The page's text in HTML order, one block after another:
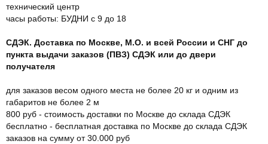
технический центр
часы работы: БУДНИ с 9 до 18
СДЭК. Доставка по Москве, М.О. и всей России и СНГ до
пункта выдачи заказов (ПВЗ) СДЭК или до двери
получателя
для заказов весом одного места не более 20 кг и одним из
габаритов не более 2 м
800 руб - стоимость доставки по Москве до склада СДЭК
бесплатно - бесплатная доставка по Москве до склада СДЭК
заказов на сумму от 30.000 руб